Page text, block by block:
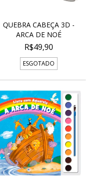
QUEBRA CABEÇA 3D -
ARCA DE NOÉ
R$49,90
ESGOTADO